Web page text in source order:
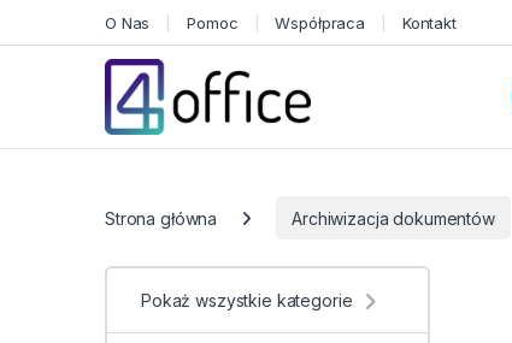
O Nas Pomoc Współpraca Kontakt
Strona główna Archiwizacja dokumentów
Pokaż wszystkie kategorie